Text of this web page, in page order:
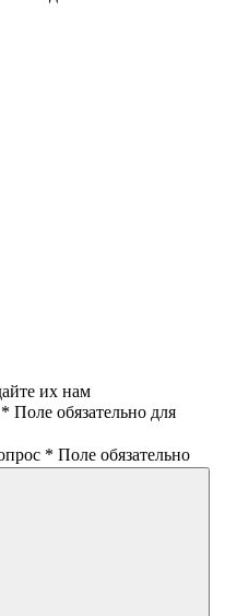
их нам
Поле обязательно для
* Поле обязательно